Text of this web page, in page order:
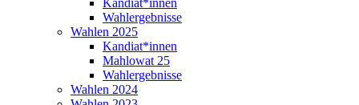
Kandiat*innen
Wahlergebnisse
Wahlen 2025
Kandiat*innen
Mahlowat 25
Wahlergebnisse
Wahlen 2024